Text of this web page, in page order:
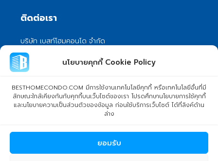
นโยบายคุกกี้ Cookie Policy
BESTHOMECONDO.COM มีการใช้งานเทคโนโลยีคุกกี้ หรือเทคโนโลยีอื่นที่มี
ลักษณะใกล้เคียงกันกับคุกกี้บนเว็บไซต์ของเรา โปรดศึกษานโยบายการใช้คุกกี้
และนโยบายความเป็นส่วนตัวของข้อมูล ก่อนใช้บริการเว็บไซต์ ได้ที่ลิงค์ด้าน
ล่าง
ยอมรับ
ติดต่อเรา
บริษัท เบสท์โฮมคอนโด จำกัด
101/399 หมู่ 7 แขวงลําผักชี เขตหนองจอก
กรุงเทพมหานคร 10530
info@besthomecondo.com
© Copyright 2024 BESTHOMECONDO CO., LTD. - All rights